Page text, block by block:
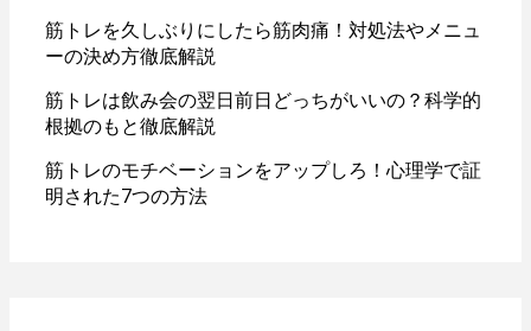
筋トレを久しぶりにしたら筋肉痛！対処法やメニュ
ーの決め方徹底解説
筋トレは飲み会の翌日前日どっちがいいの？科学的
根拠のもと徹底解説
筋トレのモチベーションをアップしろ！心理学で証
明された7つの方法